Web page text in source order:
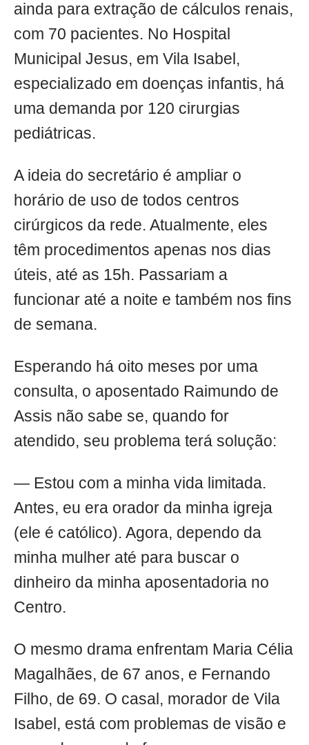
ainda para extração de cálculos renais,
com 70 pacientes. No Hospital
Municipal Jesus, em Vila Isabel,
especializado em doenças infantis, há
uma demanda por 120 cirurgias
pediátricas.
A ideia do secretário é ampliar o
horário de uso de todos centros
cirúrgicos da rede. Atualmente, eles
têm procedimentos apenas nos dias
úteis, até as 15h. Passariam a
funcionar até a noite e também nos fins
de semana.
Esperando há oito meses por uma
consulta, o aposentado Raimundo de
Assis não sabe se, quando for
atendido, seu problema terá solução:
— Estou com a minha vida limitada.
Antes, eu era orador da minha igreja
(ele é católico). Agora, dependo da
minha mulher até para buscar o
dinheiro da minha aposentadoria no
Centro.
O mesmo drama enfrentam Maria Célia
Magalhães, de 67 anos, e Fernando
Filho, de 69. O casal, morador de Vila
Isabel, está com problemas de visão e